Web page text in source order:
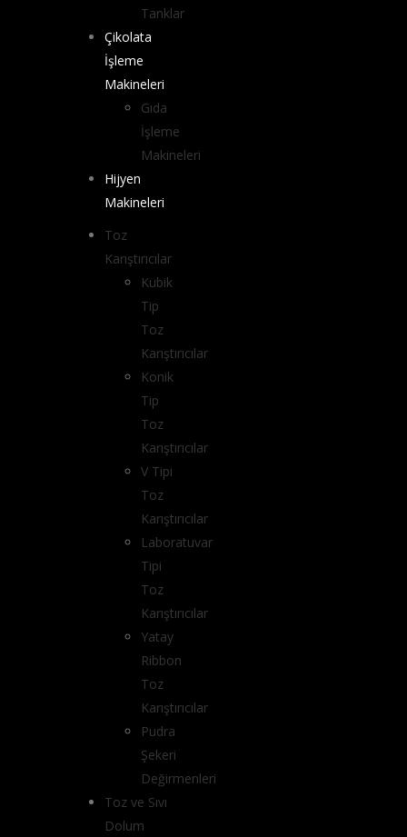
Tanklar
Çikolata
İşleme
Makineleri
Gıda
İşleme
Makineleri
Hijyen
Makineleri
Toz
Karıştırıcılar
Kübik
Tip
Toz
Karıştırıcılar
Konik
Tip
Toz
Karıştırıcılar
V Tipi
Toz
Karıştırıcılar
Laboratuvar
Tipi
Toz
Karıştırıcılar
Yatay
Ribbon
Toz
Karıştırıcılar
Pudra
Şekeri
Değirmenleri
Toz ve Sıvı
Dolum